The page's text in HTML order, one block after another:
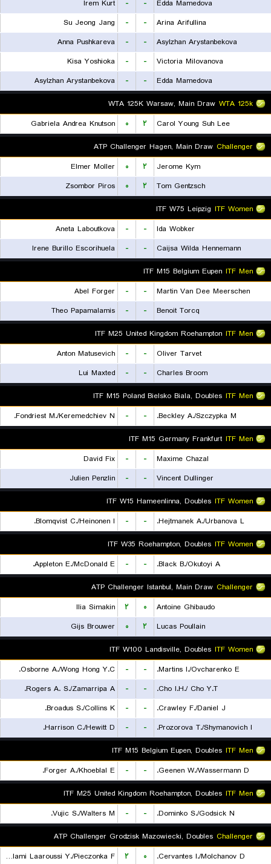
Edda Mamedova
-
-
Irem Kurt
Arina Arifullina
-
-
Su Jeong Jang
Asylzhan Arystanbekova
-
-
Anna Pushkareva
Victoria Milovanova
-
-
Kisa Yoshioka
Edda Mamedova
-
-
Asylzhan Arystanbekova
WTA 125k
WTA 125K Warsaw, Main Draw
Carol Young Suh Lee
۲ ۰
Gabriela Andrea Knutson
Challenger
ATP Challenger Hagen, Main Draw
Jerome Kym
۲ ۰
Elmer Moller
Tom Gentzsch
۲ ۰
Zsombor Piros
ITF Women
ITF W75 Leipzig
Ida Wobker
-
-
Aneta Laboutkova
Caijsa Wilda Hennemann
-
-
Irene Burillo Escorihuela
ITF Men
ITF M15 Belgium Eupen
Martin Van Dee Meerschen
-
-
Abel Forger
Benoit Torcq
-
-
Theo Papamalamis
ITF Men
ITF M25 United Kingdom Roehampton
Oliver Tarvet
-
-
Anton Matusevich
Charles Broom
-
-
Lui Maxted
ITF Men
ITF M15 Poland Bielsko Biala, Doubles
Beckley A./Szczypka M.
-
-
Fondriest M./Keremedchiev N.
ITF Men
ITF M15 Germany Frankfurt
Maxime Chazal
-
-
David Fix
Vincent Dullinger
-
-
Julien Penzlin
ITF Women
ITF W15 Hameenlinna, Doubles
Hejtmanek A./Urbanova L.
-
-
Blomqvist C./Heinonen I.
ITF Women
ITF W35 Roehampton, Doubles
Black B./Okutoyi A.
-
-
Appleton E./McDonald E.
Challenger
ATP Challenger Istanbul, Main Draw
Antoine Ghibaudo
۰ ۲
Ilia Simakin
Lucas Poullain
۲ ۰
Gijs Brouwer
ITF Women
ITF W100 Landisville, Doubles
Martins I./Ovcharenko E.
-
-
Osborne A./Wong Hong Y.C.
Cho I.H./ Cho Y.T.
-
-
Rogers A. S./Zamarripa A.
Crawley F./Daniel J.
-
-
Broadus S./Collins K.
Prozorova T./Shymanovich I.
-
-
Harrison C./Hewitt D.
ITF Men
ITF M15 Belgium Eupen, Doubles
Geenen W./Wassermann D.
-
-
Forger A./Khoeblal E.
ITF Men
ITF M25 United Kingdom Roehampton, Doubles
Dominko S./Godsick N.
-
-
Vujic S./Walters M.
Challenger
ATP Challenger Grodzisk Mazowiecki, Doubles
Cervantes I./Molchanov D.
۰ ۲
Lalami Laaroussi Y./Pieczonka F.